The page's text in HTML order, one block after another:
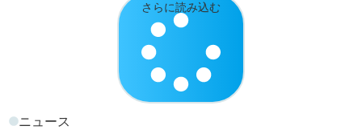
ニュース
さらに読み込む